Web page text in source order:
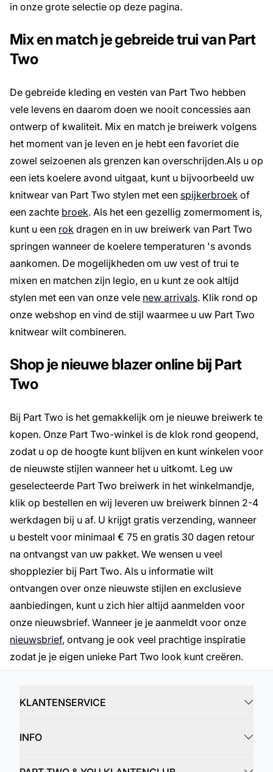
in onze grote selectie op deze pagina.
Mix en match je gebreide trui van Part
Two
De gebreide kleding en vesten van Part Two hebben
vele levens en daarom doen we nooit concessies aan
ontwerp of kwaliteit. Mix en match je breiwerk volgens
het moment van je leven en je hebt een favoriet die
zowel seizoenen als grenzen kan overschrijden.Als u op
een iets koelere avond uitgaat, kunt u bijvoorbeeld uw
knitwear van Part Two stylen met een spijkerbroek of
een zachte broek. Als het een gezellig zomermoment is,
kunt u een rok dragen en in uw breiwerk van Part Two
springen wanneer de koelere temperaturen 's avonds
aankomen. De mogelijkheden om uw vest of trui te
mixen en matchen zijn legio, en u kunt ze ook altijd
stylen met een van onze vele new arrivals. Klik rond op
onze webshop en vind de stijl waarmee u uw Part Two
knitwear wilt combineren.
Shop je nieuwe blazer online bij Part
Two
Bij Part Two is het gemakkelijk om je nieuwe breiwerk te
kopen. Onze Part Two-winkel is de klok rond geopend,
zodat u op de hoogte kunt blijven en kunt winkelen voor
de nieuwste stijlen wanneer het u uitkomt. Leg uw
geselecteerde Part Two breiwerk in het winkelmandje,
klik op bestellen en wij leveren uw breiwerk binnen 2-4
werkdagen bij u af. U krijgt gratis verzending, wanneer
u bestelt voor minimaal € 75 en gratis 30 dagen retour
na ontvangst van uw pakket. We wensen u veel
shopplezier bij Part Two. Als u informatie wilt
ontvangen over onze nieuwste stijlen en exclusieve
aanbiedingen, kunt u zich hier altijd aanmelden voor
onze nieuwsbrief. Wanneer je je aanmeldt voor onze
nieuwsbrief, ontvang je ook veel prachtige inspiratie
zodat je je eigen unieke Part Two look kunt creëren.
KLANTENSERVICE
INFO